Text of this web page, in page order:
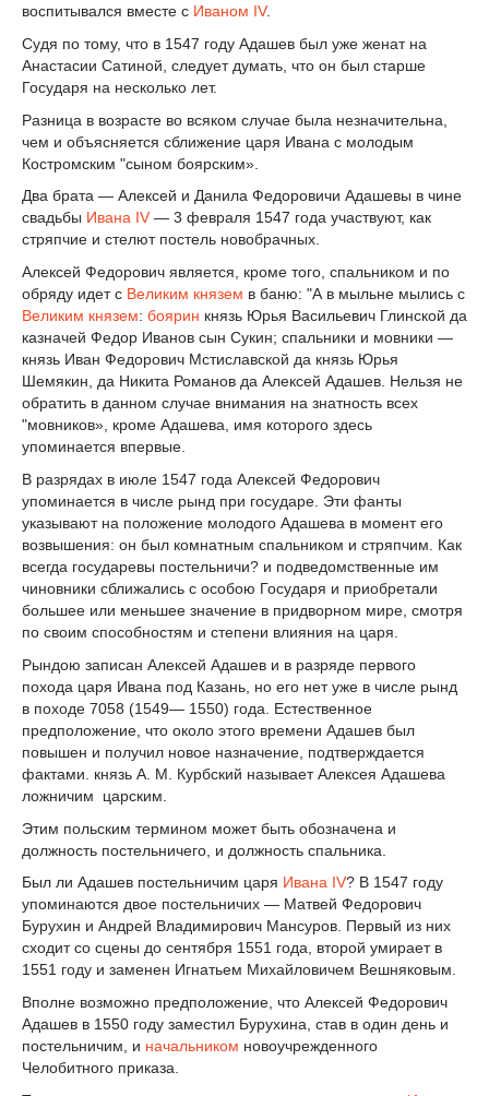
воспитывался вместе с Иваном IV.
Судя по тому, что в 1547 году Адашев был уже женат на
Анастасии Сатиной, следует думать, что он был старше
Государя на несколько лет.
Разница в возрасте во всяком случае была незначительна,
чем и объясняется сближение царя Ивана с молодым
Костромским "сыном боярским».
Два брата — Алексей и Данила Федоровичи Адашевы в чине
свадьбы Ивана IV — 3 февраля 1547 года участвуют, как
стряпчие и стелют постель новобрачных.
Алексей Федорович является, кроме того, спальником и по
обряду идет с Великим князем в баню: "А в мыльне мылись с
Великим князем: боярин князь Юрья Васильевич Глинской да
казначей Федор Иванов сын Сукин; спальники и мовники —
князь Иван Федорович Мстиславской да князь Юрья
Шемякин, да Никита Романов да Алексей Адашев. Нельзя не
обратить в данном случае внимания на знатность всех
"мовников», кроме Адашева, имя которого здесь
упоминается впервые.
В разрядах в июле 1547 года Алексей Федорович
упоминается в числе рынд при государе. Эти фанты
указывают на положение молодого Адашева в момент его
возвышения: он был комнатным спальником и стряпчим. Как
всегда государевы постельничи? и подведомственные им
чиновники сближались с особою Государя и приобретали
большее или меньшее значение в придворном мире, смотря
по своим способностям и степени влияния на царя.
Рындою записан Алексей Адашев и в разряде первого
похода царя Ивана под Казань, но его нет уже в числе рынд
в походе 7058 (1549— 1550) года. Естественное
предположение, что около этого времени Адашев был
повышен и получил новое назначение, подтверждается
фактами. князь А. М. Курбский называет Алексея Адашева
ложничим царским.
Этим польским термином может быть обозначена и
должность постельничего, и должность спальника.
Был ли Адашев постельничим царя Ивана IV? В 1547 году
упоминаются двое постельничих — Матвей Федорович
Бурухин и Андрей Владимирович Мансуров. Первый из них
сходит со сцены до сентября 1551 года, второй умирает в
1551 году и заменен Игнатьем Михайловичем Вешняковым.
Вполне возможно предположение, что Алексей Федорович
Адашев в 1550 году заместил Бурухина, став в один день и
постельничим, и начальником новоучрежденного
Челобитного приказа.